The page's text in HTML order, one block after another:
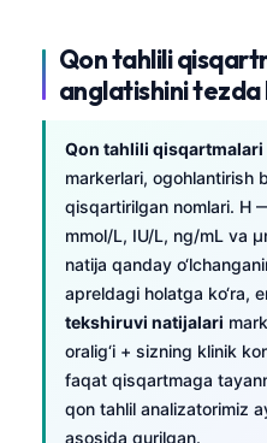
Qon tahlili
anglatishini tezda
Qon tahlili qisqartmalari
markerlari, ogohlantirish
qisqartirilgan nomlari.
mmol/L, IU/L, ng/mL va
natija qanday
apreldagi holatga ko‘ra,
tekshiruvi natijalari
oralig‘i + sizning klinik
faqat qisqartmaga
qon tahlil analizatorimiz
asosida qurilgan.